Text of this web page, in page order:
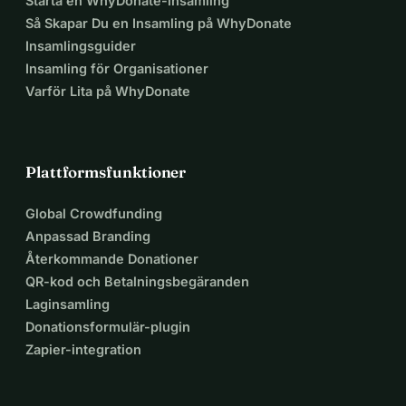
Så Skapar Du en Insamling på WhyDonate
Insamlingsguider
Insamling för Organisationer
Varför Lita på WhyDonate
Plattformsfunktioner
Global Crowdfunding
Anpassad Branding
Återkommande Donationer
QR-kod och Betalningsbegäranden
Laginsamling
Donationsformulär-plugin
Zapier-integration